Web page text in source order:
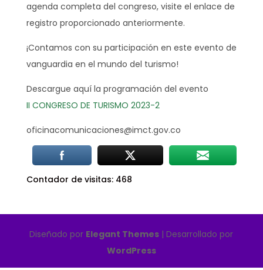
agenda completa del congreso, visite el enlace de
registro proporcionado anteriormente.
¡Contamos con su participación en este evento de
vanguardia en el mundo del turismo!
Descargue aquí la programación del evento
II CONGRESO DE TURISMO 2023-2
oficinacomunicaciones@imct.gov.co
Contador de visitas: 468
Diseñado por Elegant Themes | Desarrollado por
WordPress